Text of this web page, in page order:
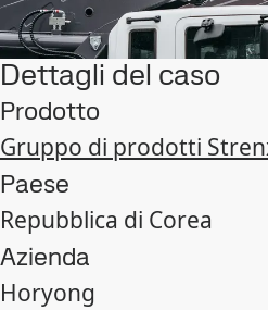
Dettagli del caso
Prodotto
Gruppo di prodotti
Paese
Repubblica di Corea
Azienda
Horyong